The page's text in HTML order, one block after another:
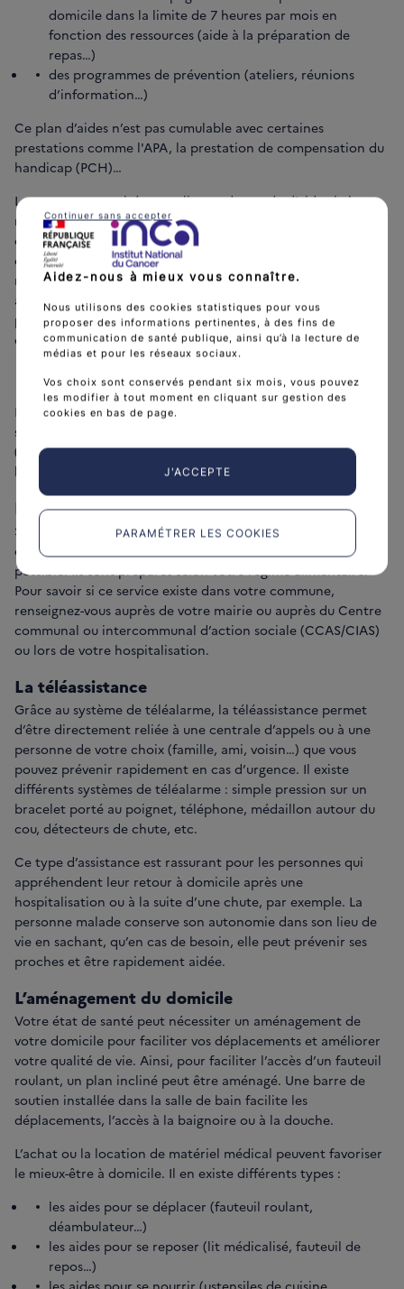
domicile dans la limite de 7 heures par mois en
fonction des ressources (aide à la préparation de
repas…)
des programmes de prévention (ateliers, réunions
d’information…)
Ce plan d’aides n’est pas cumulable avec certaines
prestations comme l'APA, la prestation de compensation du
handicap (PCH)…
La personne retraitée remplit une demande d’aide via le
même formulaire de demande d’aide à l’autonomie à
domicile que pour l’APA et l’adresse à sa caisse de retraite. Si
elle est éligible, un professionnel missionné par l’Assurance
retraite vient à son domicile pour évaluer ses besoins et lui
apporter les conseils et solutions adaptés. Il pourra lui
préconiser un plan d’accompagnement personnalisé. Plus
d’informations sur le site de l’Assurance retraite .
Les aides au quotidien
Il s’agit de l’ensemble des moyens mis au service de la per-
sonne malade pour améliorer sa qualité de vie au quotidien
(portage des repas, système d’alarme, aménagement de
l’habitation, du véhicule, etc.).
Les portages de repas
Si vous ne pouvez pas sortir de chez vous en raison de votre
état de santé, le portage de repas à votre domicile est
possible. Ils sont préparés selon votre régime alimentaire.
Pour savoir si ce service existe dans votre commune,
renseignez-vous auprès de votre mairie ou auprès du Centre
communal ou intercommunal d’action sociale (CCAS/CIAS)
ou lors de votre hospitalisation.
La téléassistance
Grâce au système de téléalarme, la téléassistance permet
d’être directement reliée à une centrale d’appels ou à une
personne de votre choix (famille, ami, voisin…) que vous
pouvez prévenir rapidement en cas d’urgence. Il existe
différents systèmes de téléalarme : simple pression sur un
bracelet porté au poignet, téléphone, médaillon autour du
cou, détecteurs de chute, etc.
Ce type d’assistance est rassurant pour les personnes qui
appréhendent leur retour à domicile après une
hospitalisation ou à la suite d’une chute, par exemple. La
personne malade conserve son autonomie dans son lieu de
vie en sachant, qu’en cas de besoin, elle peut prévenir ses
proches et être rapidement aidée.
L’aménagement du domicile
Votre état de santé peut nécessiter un aménagement de
votre domicile pour faciliter vos déplacements et améliorer
votre qualité de vie. Ainsi, pour faciliter l’accès d’un fauteuil
roulant, un plan incliné peut être aménagé. Une barre de
soutien installée dans la salle de bain facilite les
déplacements, l’accès à la baignoire ou à la douche.
L’achat ou la location de matériel médical peuvent favoriser
le mieux-être à domicile. Il en existe différents types :
les aides pour se déplacer (fauteuil roulant,
déambulateur…)
les aides pour se reposer (lit médicalisé, fauteuil de
repos…)
Aidez-nous à mieux vous connaître.
Nous utilisons des cookies statistiques pour vous
proposer des informations pertinentes, à des fins de
communication de santé publique, ainsi qu’à la lecture de
médias et pour les réseaux sociaux.
Vos choix sont conservés pendant six mois, vous pouvez
les modifier à tout moment en cliquant sur gestion des
cookies en bas de page.
J'ACCEPTE
PARAMÉTRER LES COOKIES
Continuer sans accepter